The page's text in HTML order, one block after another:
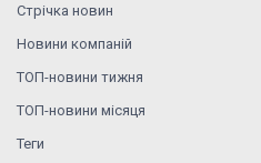
Стрічка новин
Новини компаній
ТОП-новини тижня
ТОП-новини місяця
Теги